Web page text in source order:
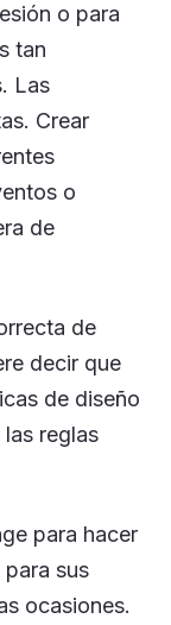
o para
tan
Las
Crear
o
de
de
decir que
de diseño
reglas
para hacer
sus
ocasiones.